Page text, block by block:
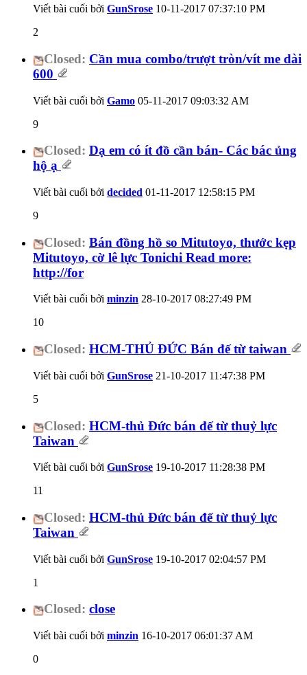
Viết bài cuối bởi GunSrose 10-11-2017 07:37:10 PM
2
Closed: Cần mua combo/trượt tròn/vít me dài
600
Viết bài cuối bởi Gamo 05-11-2017 09:03:32 AM
9
Closed: Dạ em có ít đồ cần bán- Các bác ủng
hộ ạ
Viết bài cuối bởi decided 01-11-2017 12:58:15 PM
9
Closed: Bán đồng hồ so Mitutoyo, thước kẹp
Mitutoyo, cờ lê lực Tonichi Read more:
http://for
Viết bài cuối bởi minzin 28-10-2017 08:27:49 PM
10
Closed: HCM-THỦ ĐỨC Bán đế từ taiwan
Viết bài cuối bởi GunSrose 21-10-2017 11:47:38 PM
5
Closed: HCM-thủ Đức bán đế từ thuỷ lực
Taiwan
Viết bài cuối bởi GunSrose 19-10-2017 11:28:38 PM
11
Closed: HCM-thủ Đức bán đế từ thuỷ lực
Taiwan
Viết bài cuối bởi GunSrose 19-10-2017 02:04:57 PM
1
Closed: close
Viết bài cuối bởi minzin 16-10-2017 06:01:37 AM
0